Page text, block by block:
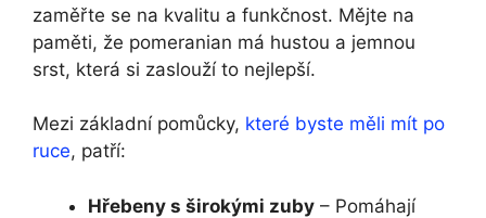
zaměřte se na kvalitu a funkčnost. Mějte na
paměti, že pomeranian má hustou a jemnou
srst, která si zaslouží to nejlepší.
Mezi základní pomůcky, které byste měli mít po
ruce, patří:
Hřebeny s širokými zuby – Pomáhají